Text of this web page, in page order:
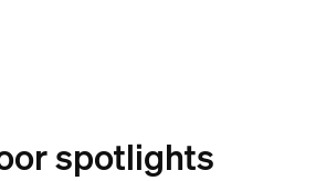
spotlights